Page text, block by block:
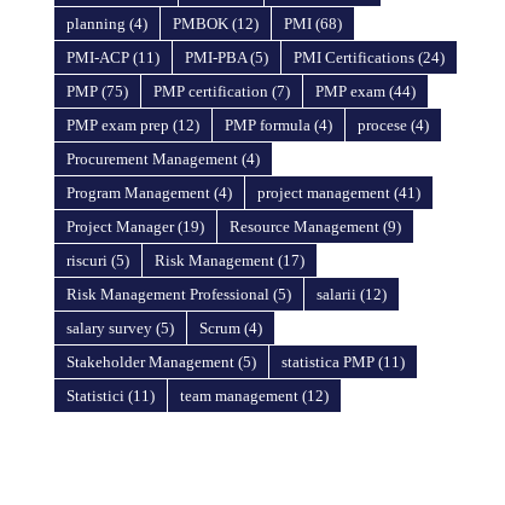
planning (4) PMBOK(12) PMI(68)
PMI-ACP(11) PMI-PBA(5) PMI Certifications(24)
PMP(75) PMP certification (7) PMP exam(44)
PMP exam prep (12) PMP formula (4) procese(4)
Procurement Management(4)
Program Management(4) project management(41)
Project Manager(19) Resource Management(9)
riscuri (5) Risk Management(17)
Risk Management Professional (5) salarii (12)
salary survey(5) Scrum(4)
Stakeholder Management(5) statistica PMP(11)
Statistici (11) team management(12)